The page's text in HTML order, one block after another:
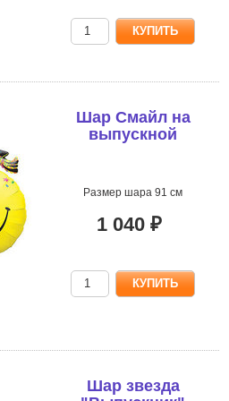
Шар Смайл на
выпускной
Размер шара 91 см
1 040 ₽
Шар звезда